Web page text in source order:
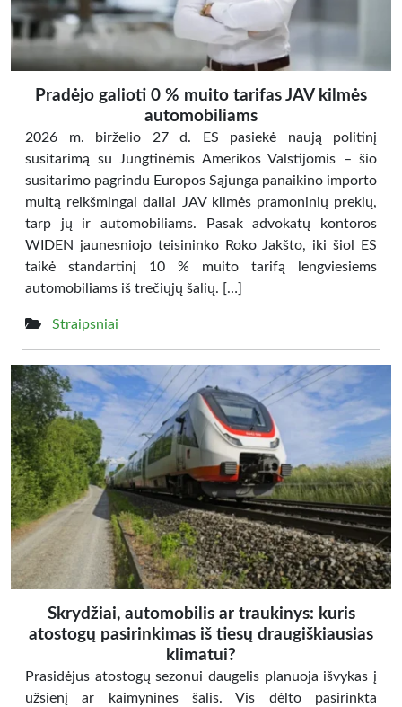
Pradėjo galioti 0 % muito tarifas JAV kilmės
automobiliams
2026 m. birželio 27 d. ES pasiekė naują politinį
susitarimą su Jungtinėmis Amerikos Valstijomis – šio
susitarimo pagrindu Europos Sąjunga panaikino importo
muitą reikšmingai daliai JAV kilmės pramoninių prekių,
tarp jų ir automobiliams. Pasak advokatų kontoros
WIDEN jaunesniojo teisininko Roko Jakšto, iki šiol ES
taikė standartinį 10 % muito tarifą lengviesiems
automobiliams iš trečiųjų šalių. […]
Straipsniai
Skrydžiai, automobilis ar traukinys: kuris
atostogų pasirinkimas iš tiesų draugiškiausias
klimatui?
Prasidėjus atostogų sezonui daugelis planuoja išvykas į
užsienį ar kaimynines šalis. Vis dėlto pasirinkta